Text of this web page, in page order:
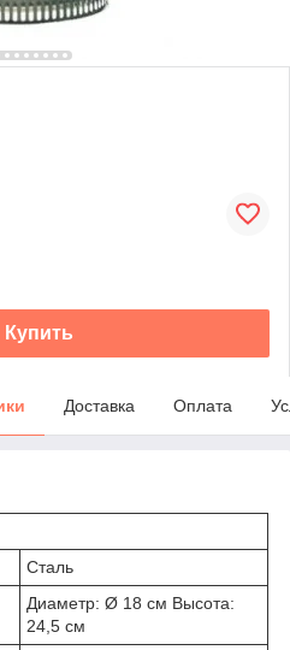
Купить
Доставка Оплата
Сталь
Диаметр: Ø 18 см Высота:
24,5 см